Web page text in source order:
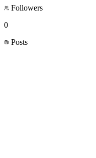
Followers
0
Posts